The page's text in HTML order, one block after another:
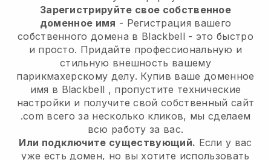
Зарегистрируйте свое собственное
доменное имя - Регистрация вашего
собственного домена в Blackbell - это быстро
и просто. Придайте профессиональную и
стильную внешность вашему
парикмахерскому делу. Купив ваше доменное
имя в Blackbell , пропустите технические
настройки и получите свой собственный сайт
.com всего за несколько кликов, мы сделаем
всю работу за вас.
Или подключите существующий. Если у вас
уже есть домен, но вы хотите использовать